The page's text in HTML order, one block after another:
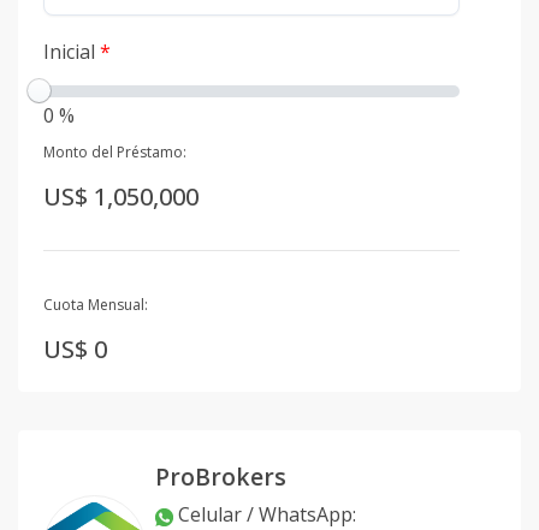
Inicial *
0 %
Monto del Préstamo:
US$ 1,050,000
Cuota Mensual:
US$ 0
ProBrokers
Celular / WhatsApp: